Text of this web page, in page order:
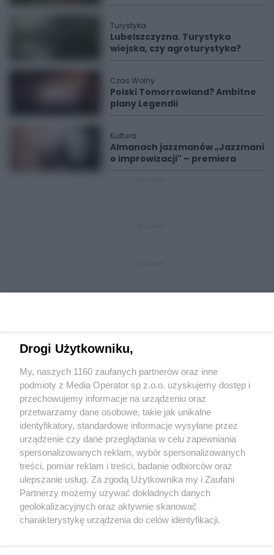
Turystyka
Lubelszczyzna. Turystyka
wiejska, czy agroturystyka?
Czas Wolny
Polski Tomorrowland? Ambitne
plany Legendii
Kultura
Almanach jazzmanów „Jazzmani
o improwizacji" – premiera
Wydawca mediówlokalnych
Nie zapomnij
zapoznać się z:
polityką prywatności
Twojemiasto
Piekary Śląskie
Chorzów
Tarnowskie Góry
Skontakuj sięz nami
Kontakt
Redakcja
Newsletter
Drogi Użytkowniku,
My, naszych 1160 zaufanych partnerów oraz inne
podmioty z Media Operator sp z.o.o. uzyskujemy dostęp i
przechowujemy informacje na urządzeniu oraz
przetwarzamy dane osobowe, takie jak unikalne
identyfikatory, standardowe informacje wysyłane przez
urządzenie czy dane przeglądania w celu zapewniania
spersonalizowanych reklam, wybór spersonalizowanych
treści, pomiar reklam i treści, badanie odbiorców oraz
ulepszanie usług. Za zgodą Użytkownika my i Zaufani
Partnerzy możemy używać dokładnych danych
geolokalizacyjnych oraz aktywnie skanować
charakterystykę urządzenia do celów identyfikacji.